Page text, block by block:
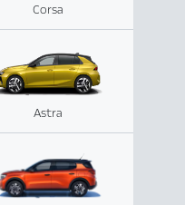
Corsa
Astra